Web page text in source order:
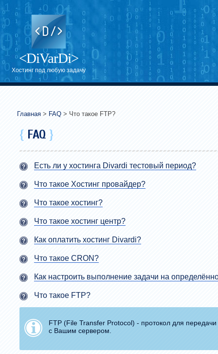
<DiVarDi>
Хостинг под любую задачу
Главная > FAQ > Что такое FTP?
{ FAQ }
Есть ли у хостинга Divardi тестовый период?
Что такое Хостинг провайдер?
Что такое хостинг?
Что такое хостинг центр?
Как оплатить хостинг Divardi?
Что такое CRON?
Как настроить выполнение задачи на
Что такое FTP?
FTP (File Transfer Protocol) - протокол для
с Вашим сервером.